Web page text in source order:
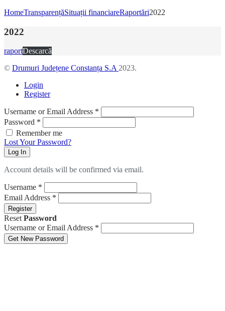
HomeTransparențăSituații financiareRaportări2022
2022
raportDescarcă
© Drumuri Județene Constanța S.A2023.
Login
Register
Username or Email Address *
Password *
Remember me
Lost Your Password?
Log In
Account details will be confirmed via email.
Username *
Email Address *
Register
ResetPassword
Username or Email Address *
Get New Password